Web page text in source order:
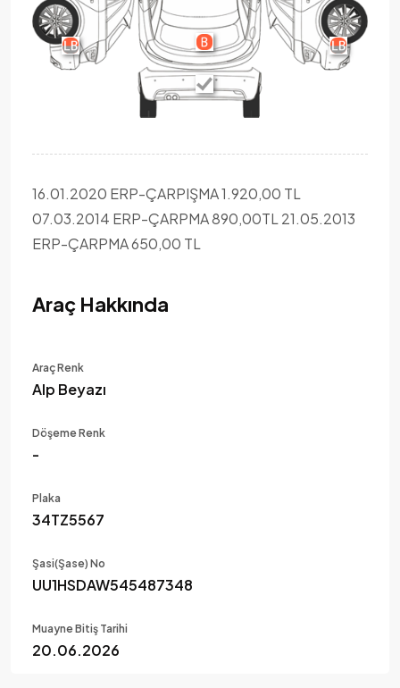
Araç Hakkında
Araç Renk
Alp Beyazı
Döşeme Renk
-
Plaka
34TZ5567
Şasi(Şase) No
UU1HSDAW545487348
Muayne Bitiş Tarihi
20.06.2026
16.01.2020 ERP-ÇARPIŞMA 1.920,00 TL
07.03.2014 ERP-ÇARPMA 890,00TL 21.05.2013
ERP-ÇARPMA 650,00 TL